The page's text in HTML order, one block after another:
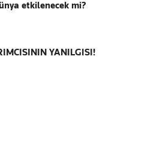
etkilenecek mi?
YANILGISI!